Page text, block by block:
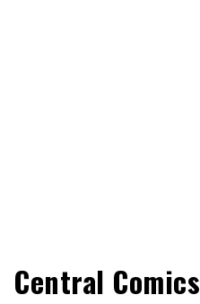
Central Comics